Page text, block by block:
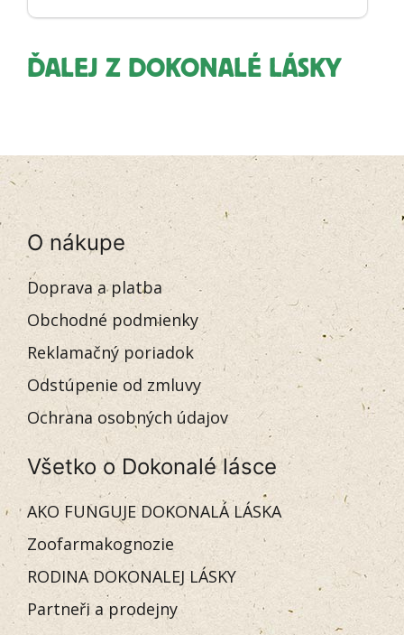
ĎALEJ Z DOKONALÉ LÁSKY
O nákupe
Doprava a platba
Obchodné podmienky
Reklamačný poriadok
Odstúpenie od zmluvy
Ochrana osobných údajov
Všetko o Dokonalé lásce
AKO FUNGUJE DOKONALÁ LÁSKA
Zoofarmakognozie
RODINA DOKONALEJ LÁSKY
Partneři a prodejny